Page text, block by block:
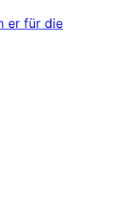
er für die